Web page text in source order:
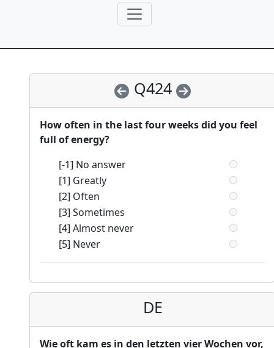
Q424
How often in the last four weeks did you feel
full of energy?
[-1] No answer
[1] Greatly
[2] Often
[3] Sometimes
[4] Almost never
[5] Never
DE
Wie oft kam es in den letzten vier Wochen vor,